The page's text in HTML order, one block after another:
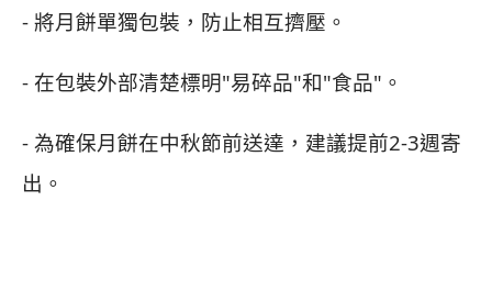
- 將月餅單獨包裝，防止相互擠壓。
- 在包裝外部清楚標明"易碎品"和"食品"。
- 為確保月餅在中秋節前送達，建議提前2-3週寄
出。